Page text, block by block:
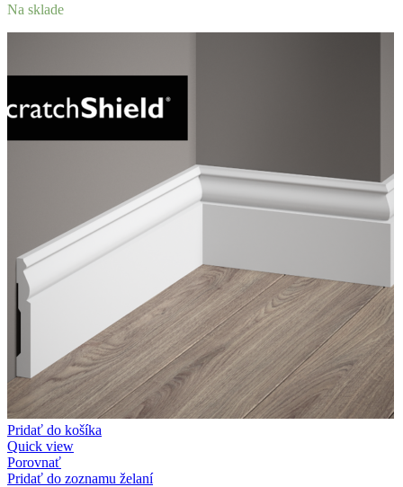
Na sklade
Pridať do košíka
Quick view
Porovnať
Pridať do zoznamu želaní